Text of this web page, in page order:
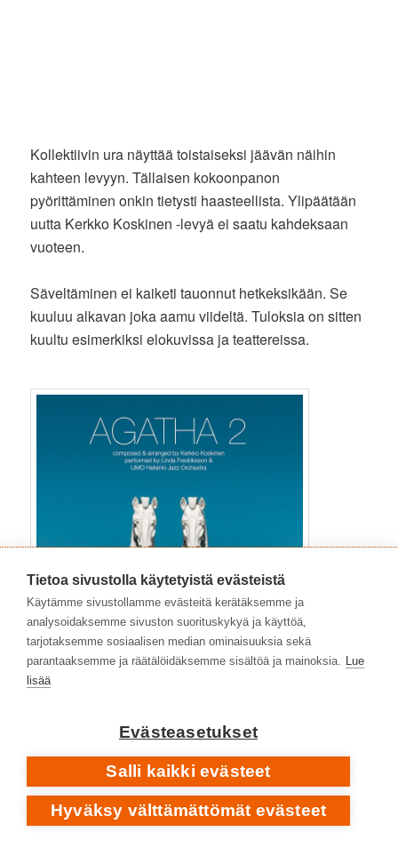
Kollektiivin ura näyttää toistaiseksi jäävän näihin
kahteen levyyn. Tällaisen kokoonpanon
pyörittäminen onkin tietysti haasteellista. Ylipäätään
uutta Kerkko Koskinen -levyä ei saatu kahdeksaan
vuoteen.
Säveltäminen ei kaiketi tauonnut hetkeksikään. Se
kuuluu alkavan joka aamu viideltä. Tuloksia on sitten
kuultu esimerkiksi elokuvissa ja teattereissa.
Orchestran kanssa tehty
Agatha 2
. Tällä kertaa
Koskinen sävelsi levyn saksofonistiLinda
Fredrikssonille, jonka anarkistiset ja lyyriset kuviot
eittämättä johtavat musiikkia orkesterin pauhusta
huolimatta. Koskinen itse ei soita tälläkään
Tietoa sivustolla käytetyistä evästeistä
Käytämme sivustollamme evästeitä kerätäksemme ja
analysoidaksemme sivuston suorituskykyä ja käyttöä,
tarjotaksemme sosiaalisen median ominaisuuksia sekä
parantaaksemme ja räätälöidäksemme sisältöä ja mainoksia. Lue
lisää
Evästeasetukset
Salli kaikki evästeet
Hyväksy välttämättömät evästeet